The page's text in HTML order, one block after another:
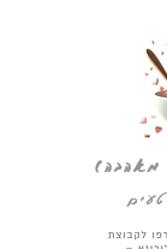
מאהבה)